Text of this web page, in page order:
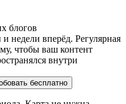
блогов
недели вперёд. Регулярная
чтобы ваш контент
внутри
бесплатно